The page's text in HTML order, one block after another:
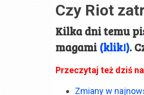
Czy Riot
Kilka dni temu
magami (klik!).
Przeczytaj też dziś
Zmiany w